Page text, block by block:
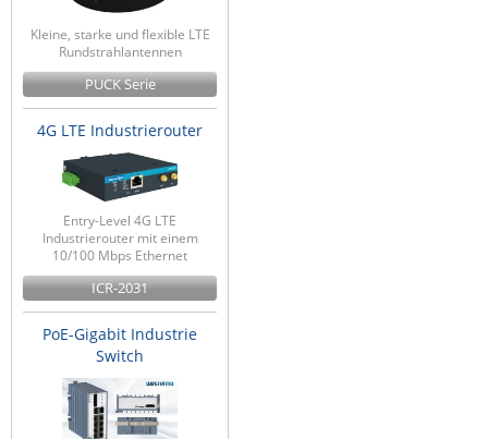
Kleine, starke und flexible LTE
Rundstrahlantennen
PUCK Serie
4G LTE Industrierouter
Entry-Level 4G LTE
Industrierouter mit einem
10/100 Mbps Ethernet
ICR-2031
PoE-Gigabit Industrie
Switch